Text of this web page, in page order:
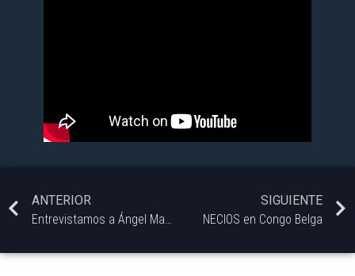
ANTERIOR
SIGUIENTE
NECIOS en Congo Belga